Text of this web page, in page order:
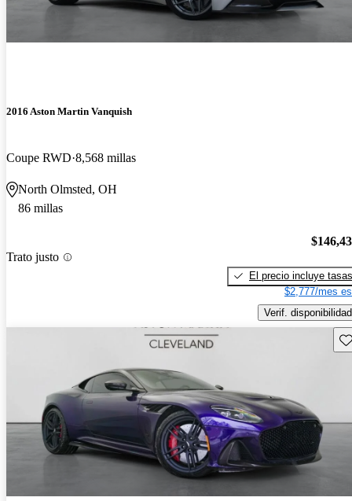
2016 Aston Martin Vanquish
Coupe RWD 8,568 millas
North Olmsted, OH
86 millas
Trato justo
El precio incluye tasas
$2,777/mes
Verif. disponibilidad